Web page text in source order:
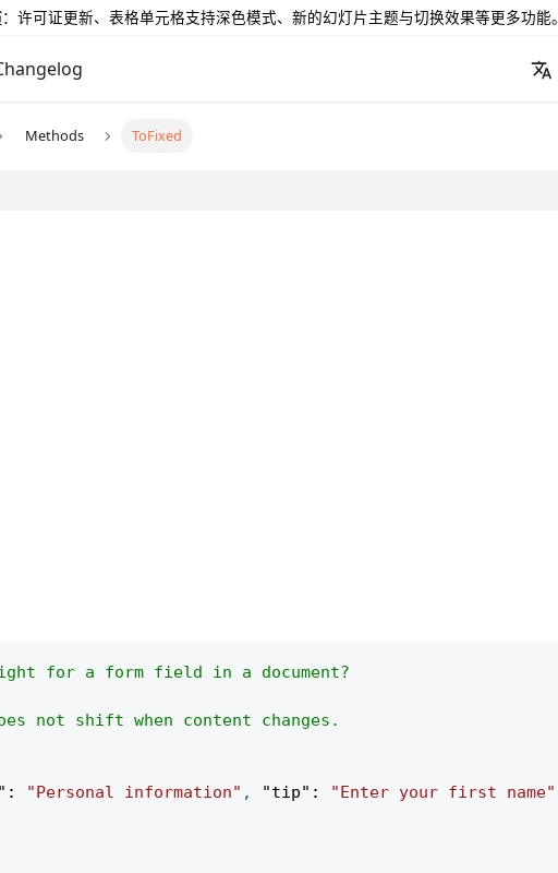
：许可证更新、表格单元格支持深色模式、新的幻灯片主题与切换效果等更多功能。
Methods ToFixed
for a form field in a document?
not shift when content changes.
: "Personal information" , "tip" : "Enter your first name"